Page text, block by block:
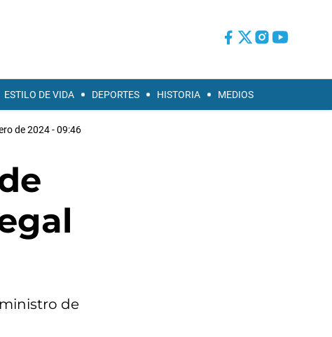
ESTILO DE VIDA DEPORTES HISTORIA MEDIOS
de 2024 - 09:46
de